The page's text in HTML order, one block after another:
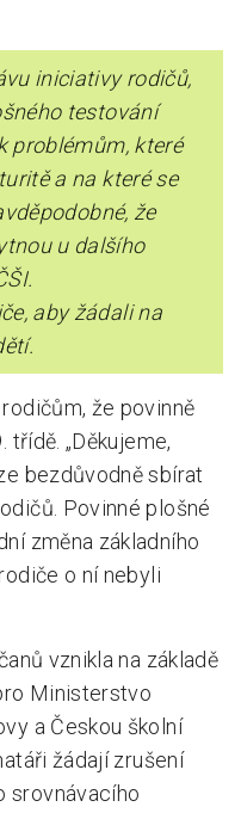
iniciativy rodičů,
testování
problémům, které
a na které se
že
u dalšího
aby žádali na
že povinně
„Děkujeme,
bezdůvodně sbírat
Povinné plošné
změna základního
o ní nebyli
vznikla na základě
Ministerstvo
a Českou školní
žádají zrušení
srovnávacího